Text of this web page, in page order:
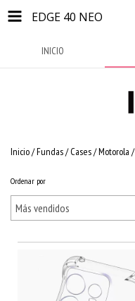
EDGE 40 NEO
INICIO
Inicio/Fundas / Cases/Motorola /
Ordenar por